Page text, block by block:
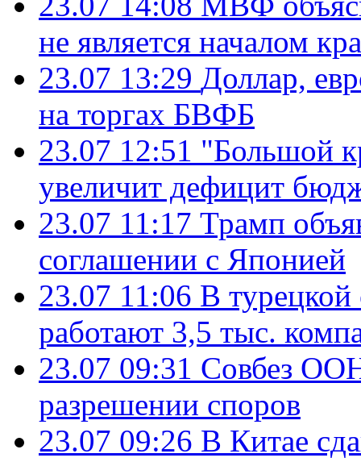
не является началом
23.07 13:29 Доллар,
на торгах БВФБ
23.07 12:51 "Большой
увеличит дефицит
23.07 11:17 Трамп
соглашении с Японией
23.07 11:06 В
работают 3,5 тыс.
23.07 09:31 Совбез
разрешении споров
23.07 09:26 В Китае